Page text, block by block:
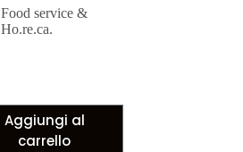
Food service &
Ho.re.ca.
Aggiungi al
carrello